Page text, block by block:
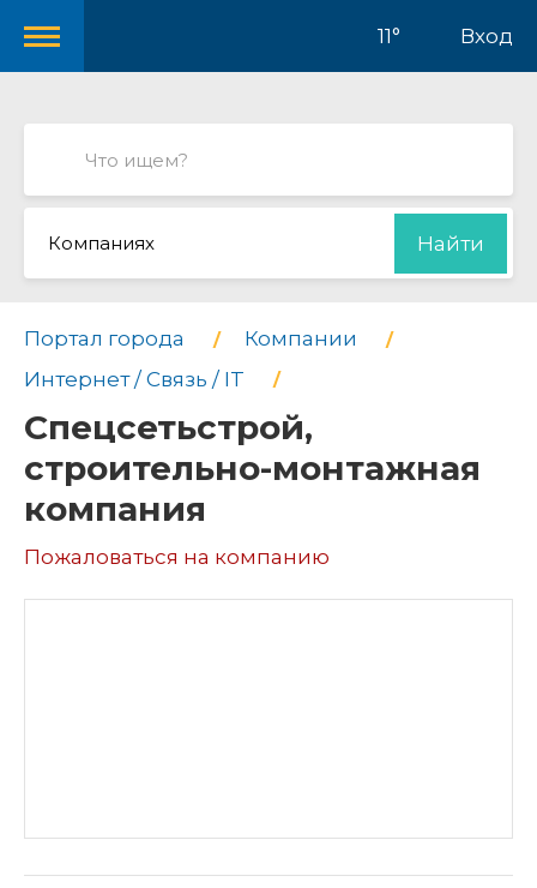
11° Вход
Компаниях Найти
Портал города
Компании
Интернет / Связь / IT
Спецсетьстрой,
строительно-монтажная
компания
Пожаловаться на компанию